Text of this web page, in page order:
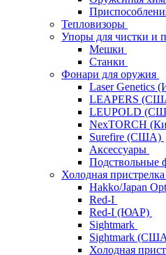
Тепловизоры
Упоры для чистки и
Мешки
Станки
Фонари для оружия
Laser Genetics
LEAPERS
LEUPOLD
NexTORCH
Surefire (США)
Аксессуары
Подствольные
Холодная
Hakko/Japan
Red-I
Red-I (ЮАР)
Sightmark
Sightmark
Холодная